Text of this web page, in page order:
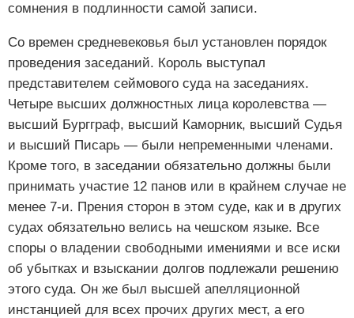
сомнения в подлинности самой записи.
Со времен средневековья был установлен порядок
проведения заседаний. Король выступал
представителем сеймового суда на заседаниях.
Четыре высших должностных лица королевства —
высший Бургграф, высший Каморник, высший Судья
и высший Писарь — были непременными членами.
Кроме того, в заседании обязательно должны были
принимать участие 12 панов или в крайнем случае не
менее 7-и. Прения сторон в этом суде, как и в других
судах обязательно велись на чешском языке. Все
споры о владении свободными имениями и все иски
об убытках и взыскании долгов подлежали решению
этого суда. Он же был высшей апелляционной
инстанцией для всех прочих других мест, а его